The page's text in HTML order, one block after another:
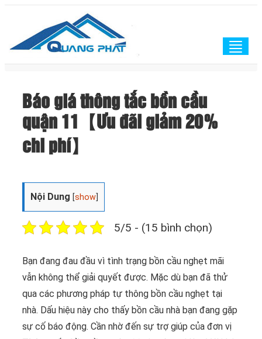
Báo giá thông tắc bồn cầu
quận 11【Ưu đãi giảm 20%
chi phí】
Nội Dung [show
5/5 - (15 bình chọn)
Bạn đang đau đầu vì tình trạng bồn cầu nghẹt mãi
vẫn không thể giải quyết được. Mặc dù bạn đã thử
qua các phương pháp tự thông bồn cầu nghẹt tại
nhà. Dấu hiệu này cho thấy bồn cầu nhà bạn đang gặp
sự cố báo động. Cần nhờ đến sự trợ giúp của đơn vị